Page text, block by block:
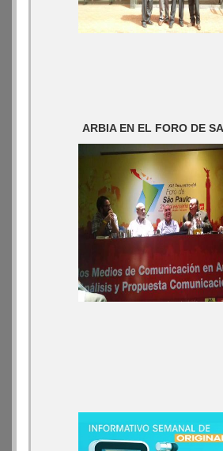
ARBIA EN EL FORO DE